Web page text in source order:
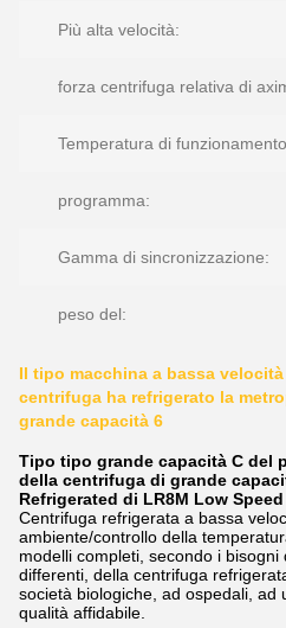
Più alta velocità:
forza centrifuga relativa di
Temperatura di
programma:
Gamma di sincronizzazione:
peso del:
Il tipo macchina a bassa
centrifuga ha refrigerato la
grande capacità 6
Tipo tipo grande capacità C del
della centrifuga di grande
Refrigerated di LR8M Low
Centrifuga refrigerata a bassa
ambiente/controllo della
modelli completi, secondo i
differenti, della centrifuga
società biologiche, ad ospedali, ad
qualità affidabile.